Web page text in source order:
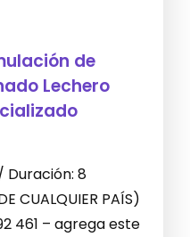
de
Lechero
Duración: 8
CUALQUIER PAÍS)
461 – agrega este